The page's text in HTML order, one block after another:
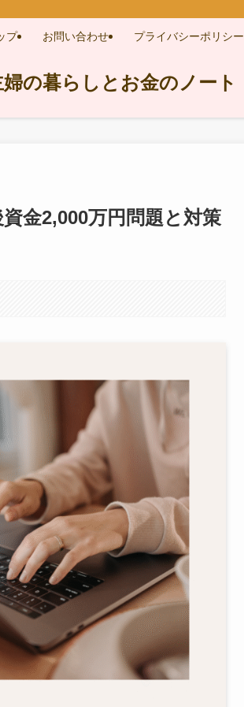
の暮らしとお金のノート
プ お問い合わせ プライバシーポリシー
金2,000万円問題と対策